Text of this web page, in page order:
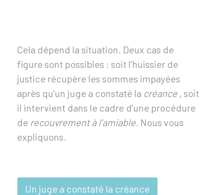
Cela dépend la situation. Deux cas de
figure sont possibles : soit l'huissier de
justice récupère les sommes impayées
après qu'un juge a constaté la créance , soit
il intervient dans le cadre d'une procédure
de recouvrement à l'amiable. Nous vous
expliquons.
Un juge a constaté la créance